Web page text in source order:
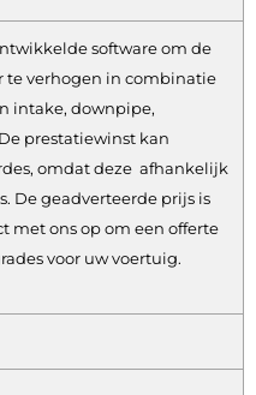
software om de
te verhogen in combinatie
intake, downpipe,
prestatiewinst kan
omdat deze afhankelijk
De geadverteerde prijs is
met ons op om een offerte
voor uw voertuig.